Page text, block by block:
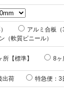
アルミ合板（
（軟質ビニール）
所【標準】 8ヶ
出荷 特急便：3